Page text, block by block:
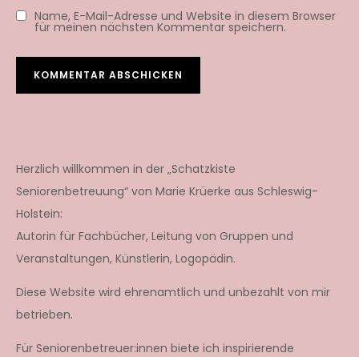
Name, E-Mail-Adresse und Website in diesem Browser
für meinen nächsten Kommentar speichern.
Herzlich willkommen in der „Schatzkiste
Seniorenbetreuung“ von Marie Krüerke aus Schleswig-
Holstein:
Autorin für Fachbücher, Leitung von Gruppen und
Veranstaltungen, Künstlerin, Logopädin.
Diese Website wird ehrenamtlich und unbezahlt von mir
betrieben.
Für Seniorenbetreuer:innen biete ich inspirierende